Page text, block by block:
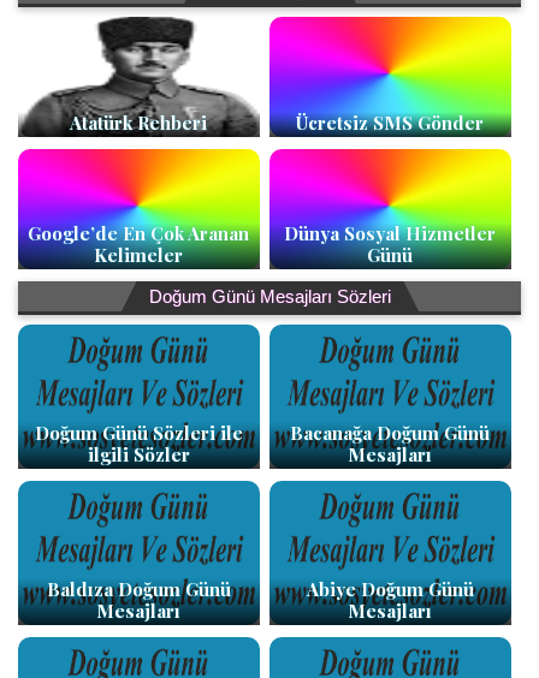
Atatürk Rehberi Ücretsiz SMS Gönder
Google’de En Çok Aranan
Kelimeler
Dünya Sosyal Hizmetler
Günü
Doğum Günü Mesajları Sözleri
Doğum Günü Sözleri ile
ilgili Sözler
Bacanağa Doğum Günü
Mesajları
Baldıza Doğum Günü
Mesajları
Abiye Doğum Günü
Mesajları